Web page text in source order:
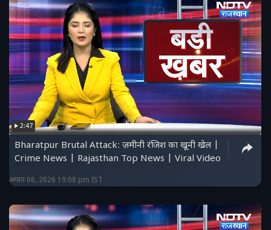
2:47
Bharatpur Brutal Attack: ज़मीनी रंजिश का खूनी खेल |
Crime News | Rajasthan Top News | Viral Video
अगस्त 06, 2026 19:08 pm IST